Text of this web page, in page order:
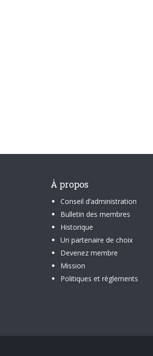
À propos
Conseil d’administration
Bulletin des membres
Historique
Un partenaire de choix
Devenez membre
Mission
Politiques et règlements